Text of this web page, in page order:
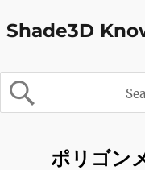
Shade3D
ポリゴン